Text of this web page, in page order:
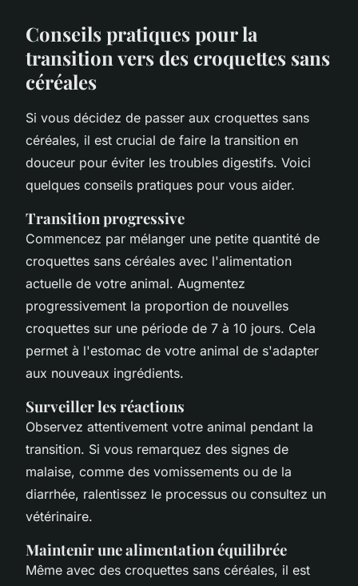
Conseils pratiques pour la
transition vers des croquettes sans
céréales
Si vous décidez de passer aux croquettes sans
céréales, il est crucial de faire la transition en
douceur pour éviter les troubles digestifs. Voici
quelques conseils pratiques pour vous aider.
Transition progressive
Commencez par mélanger une petite quantité de
croquettes sans céréales avec l'alimentation
actuelle de votre animal. Augmentez
progressivement la proportion de nouvelles
croquettes sur une période de 7 à 10 jours. Cela
permet à l'estomac de votre animal de s'adapter
aux nouveaux ingrédients.
Surveiller les réactions
Observez attentivement votre animal pendant la
transition. Si vous remarquez des signes de
malaise, comme des vomissements ou de la
diarrhée, ralentissez le processus ou consultez un
vétérinaire.
Maintenir une alimentation équilibrée
Même avec des croquettes sans céréales, il est